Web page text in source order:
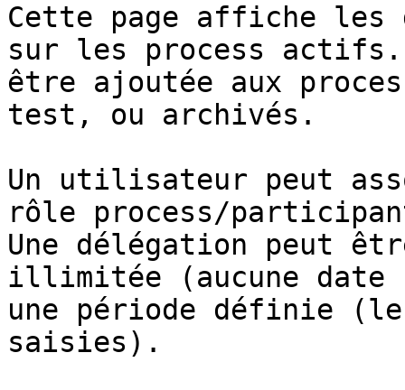
Cette page affiche les
sur les process actifs.
être ajoutée aux
test, ou archivés.
Un utilisateur peut
rôle process/
Une délégation peut
illimitée (aucune date
une période définie
saisies).